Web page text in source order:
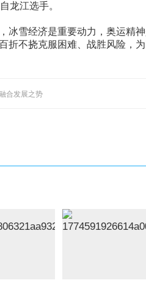
龙江选手。
冰雪经济是重要动力，奥运精
折不挠克服困难、战胜风险，为
合发展之势